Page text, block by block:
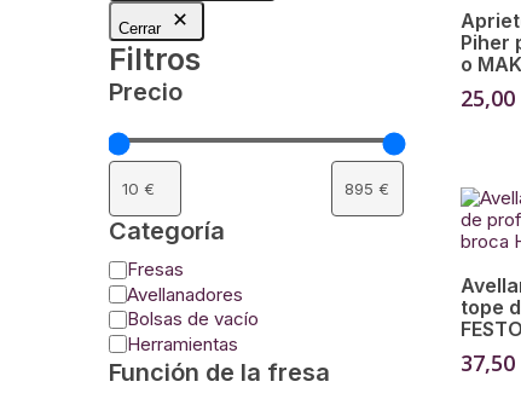
Cerrar
Filtros
Precio
Categoría
Categoría
Fresas
Avellanadores
Bolsas de vacío
Herramientas
Función de la fresa
Piher
o
25,00
tope
37,50